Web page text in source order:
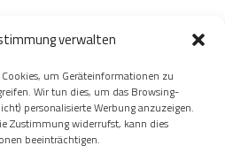
verwalten
um Geräteinformationen zu
Wir tun dies, um das Browsing-
personalisierte Werbung anzuzeigen.
Zustimmung widerrufst, kann dies
beeinträchtigen.